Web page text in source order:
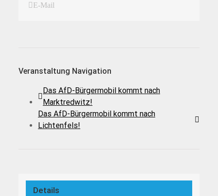
E-Mail
Veranstaltung Navigation
Das AfD-Bürgermobil kommt nach
Marktredwitz!
Das AfD-Bürgermobil kommt nach
Lichtenfels!
Details